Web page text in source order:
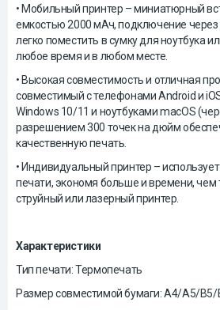
• Мобильный принтер – миниатюрный
емкостью 2000 мАч, подключение
легко поместить в сумку для ноутбука
любое время и в любом месте.
• Высокая совместимость и отличная
совместимый с телефонами Android и
Windows 10/11 и ноутбуками macOS
разрешением 300 точек на дюйм
качественную печать.
• Индивидуальный принтер –
печати, экономя больше и времени,
струйный или лазерный принтер.
Характеристики
Тип печати: Термопечать
Размер совместимой бумаги: A4/A5/